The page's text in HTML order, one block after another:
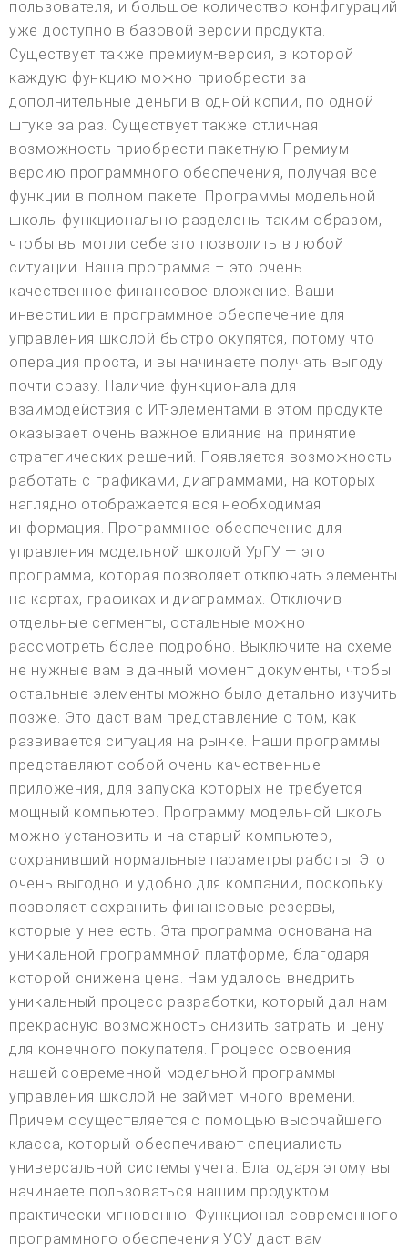
пользователя, и большое количество конфигураций
уже доступно в базовой версии продукта.
Существует также премиум-версия, в которой
каждую функцию можно приобрести за
дополнительные деньги в одной копии, по одной
штуке за раз. Существует также отличная
возможность приобрести пакетную Премиум-
версию программного обеспечения, получая все
функции в полном пакете. Программы модельной
школы функционально разделены таким образом,
чтобы вы могли себе это позволить в любой
ситуации. Наша программа – это очень
качественное финансовое вложение. Ваши
инвестиции в программное обеспечение для
управления школой быстро окупятся, потому что
операция проста, и вы начинаете получать выгоду
почти сразу. Наличие функционала для
взаимодействия с ИТ-элементами в этом продукте
оказывает очень важное влияние на принятие
стратегических решений. Появляется возможность
работать с графиками, диаграммами, на которых
наглядно отображается вся необходимая
информация. Программное обеспечение для
управления модельной школой УрГУ — это
программа, которая позволяет отключать элементы
на картах, графиках и диаграммах. Отключив
отдельные сегменты, остальные можно
рассмотреть более подробно. Выключите на схеме
не нужные вам в данный момент документы, чтобы
остальные элементы можно было детально изучить
позже. Это даст вам представление о том, как
развивается ситуация на рынке. Наши программы
представляют собой очень качественные
приложения, для запуска которых не требуется
мощный компьютер. Программу модельной школы
можно установить и на старый компьютер,
сохранивший нормальные параметры работы. Это
очень выгодно и удобно для компании, поскольку
позволяет сохранить финансовые резервы,
которые у нее есть. Эта программа основана на
уникальной программной платформе, благодаря
которой снижена цена. Нам удалось внедрить
уникальный процесс разработки, который дал нам
прекрасную возможность снизить затраты и цену
для конечного покупателя. Процесс освоения
нашей современной модельной программы
управления школой не займет много времени.
Причем осуществляется с помощью высочайшего
класса, который обеспечивают специалисты
универсальной системы учета. Благодаря этому вы
начинаете пользоваться нашим продуктом
практически мгновенно. Функционал современного
программного обеспечения УСУ даст вам